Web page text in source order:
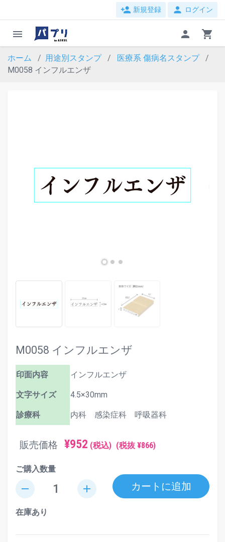
person_add 新規登録 person ログイン
menu person shopping_cart
ホーム 用途別スタンプ 医療系 傷病名スタンプ
M0058 インフルエンザ
M0058 インフルエンザ
印面内容 インフルエンザ
文字サイズ 4.5×30mm
診療科 内科 感染症科 呼吸器科
販売価格 ¥952 (税込) (税抜 ¥866)
ご購入数量
remove add カートに追加
在庫あり